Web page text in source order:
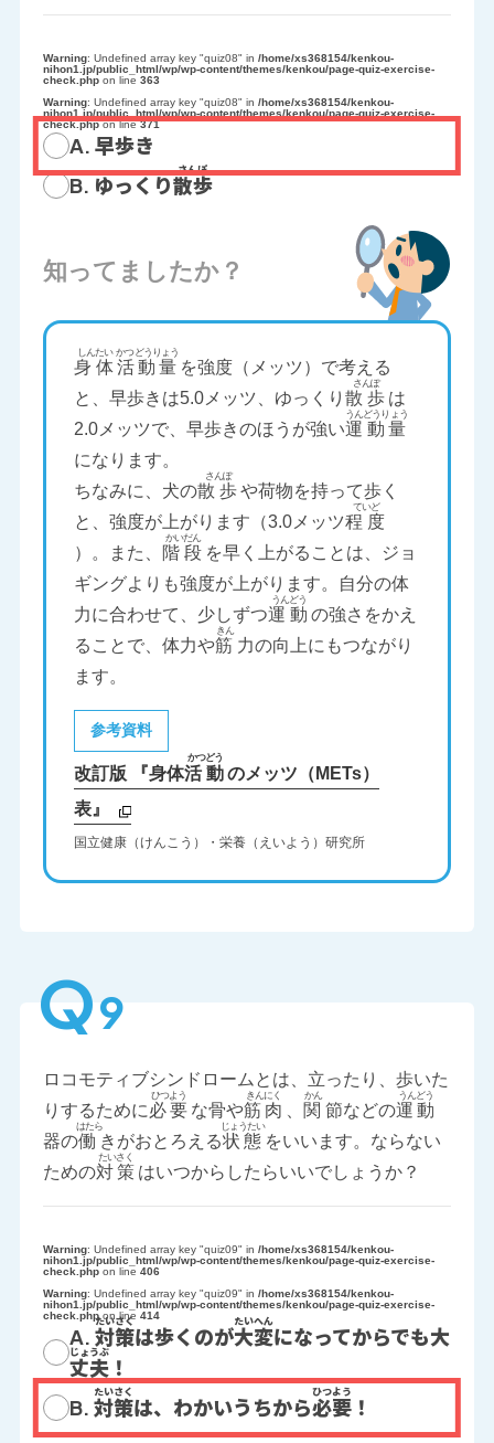
Warning: Undefined array key "quiz08" in /home/xs368154/kenkou-
nihon1.jp/public_html/wp/wp-content/themes/kenkou/page-quiz-exercise-
check.phpon line 363
Warning: Undefined array key "quiz08" in /home/xs368154/kenkou-
nihon1.jp/public_html/wp/wp-content/themes/kenkou/page-quiz-exercise-
check.phpon line371
A. 早歩き
B. ゆっくり散歩
知ってましたか？
身体活動量 を強度（メッツ）で考える
と、早歩きは5.0メッツ、ゆっくり散歩 は
2.0メッツで、早歩きのほうが強い運動量
になります。
ちなみに、犬の散歩や荷物を持って歩く
と、強度が上がります（3.0メッツ程度
）。また、 階段 を早く上がることは、ジョ
ギングよりも強度が上がります。自分の体
力に合わせて、少しずつ運動 の強さをかえ
ることで、体力や筋 力の向上にもつながり
ます。
参考資料
改訂版 『身体活動のメッツ（METs）
表』
国立健康（けんこう）・栄養（えいよう）研究所
Q9
ロコモティブシンドロームとは、立ったり、歩いた
りするために必要 な骨や筋肉 関 節などの運動
器の働 きがおとろえる状態 をいいます。ならない
ための対策 はいつからしたらいいでしょうか？
Warning: Undefined array key "quiz09" in /home/xs368154/kenkou-
nihon1.jp/public_html/wp/wp-content/themes/kenkou/page-quiz-exercise-
check.phpon line 406
Warning: Undefined array key "quiz09" in /home/xs368154/kenkou-
nihon1.jp/public_html/wp/wp-content/themes/kenkou/page-quiz-exercise-
check.phpon line 414
A. 対策は歩くのが大変になってからでも大
丈夫 ！
B. 対策は、わかいうちから必要！